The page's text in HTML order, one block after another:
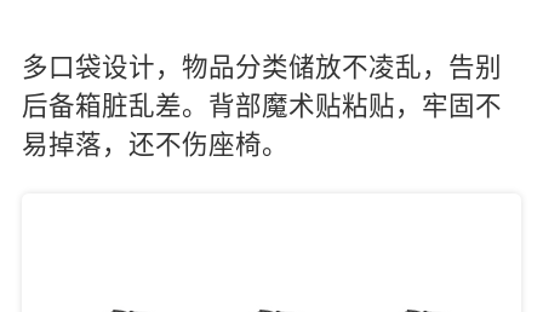
多口袋设计，物品分类储放不凌乱，告别
后备箱脏乱差。背部魔术贴粘贴，牢固不
易掉落，还不伤座椅。